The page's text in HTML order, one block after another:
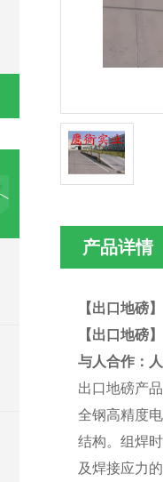
产品详情
【出口地磅
【出口地磅
与人合作：
出口地磅产
全钢高精度
结构。组焊
及焊接应力